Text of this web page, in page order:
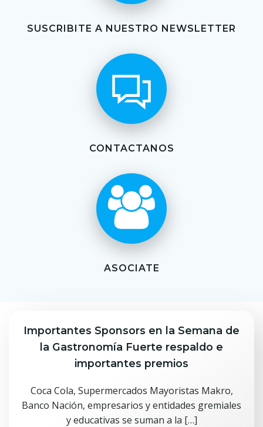
SUSCRIBITE A NUESTRO NEWSLETTER
CONTACTANOS
ASOCIATE
Importantes Sponsors en la Semana de
la Gastronomía Fuerte respaldo e
importantes premios
Coca Cola, Supermercados Mayoristas Makro,
Banco Nación, empresarios y entidades gremiales
y educativas se suman a la […]